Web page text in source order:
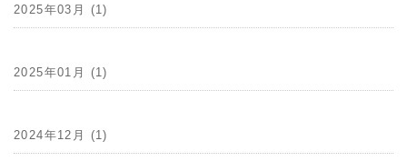
2025年03月 (1)
2025年01月 (1)
2024年12月 (1)